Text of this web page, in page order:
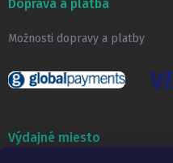
Doprava a platba
Možnosti dopravy a platby
Výdajné miesto